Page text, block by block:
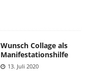
Wunsch Collage als
Manifestationshilfe
13. Juli 2020